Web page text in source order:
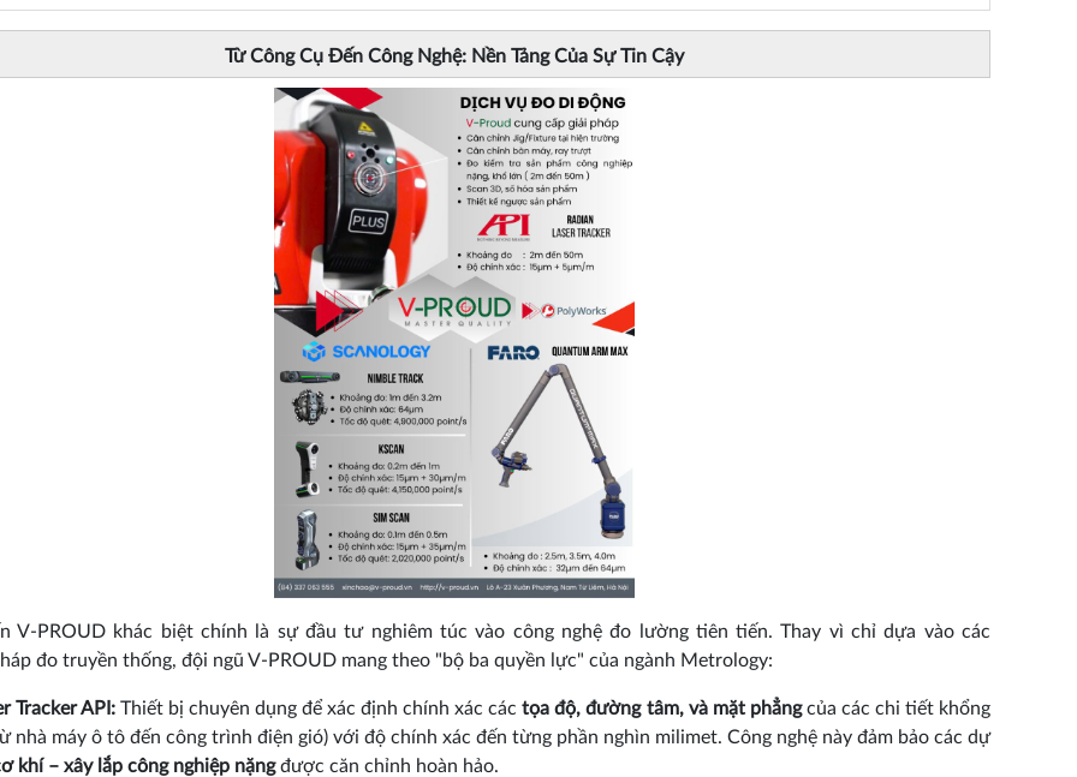
Từ Công Cụ Đến Công Nghệ: Nền Tảng Của Sự Tin Cậy
V-PROUD khác biệt chính là sự đầu tư nghiêm túc vào công nghệ đo lường tiên tiến. Thay vì chỉ dựa vào các
đo truyền thống, đội ngũ V-PROUD mang theo "bộ ba quyền lực" của ngành Metrology:
Tracker API:Thiết bị chuyên dụng để xác định chính xác cáctọa độ, đường tâm, và mặt phẳngcủa các chi tiết khổng
nhà máy ô tô đến công trình điện gió) với độ chính xác đến từng phần nghìn milimet. Công nghệ này đảm bảo các dự
khí – xây lắp công nghiệp nặngđược căn chỉnh hoàn hảo.